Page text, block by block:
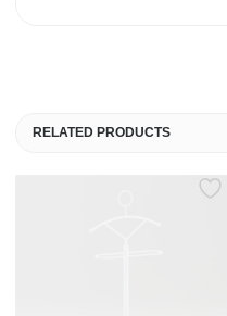
RELATED PRODUCTS